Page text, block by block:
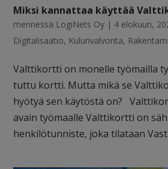
Miksi kannattaa käyttää
mennessä LogiNets Oy | 4 elokuun,
Digitalisaatio, Kulunvalvonta,
Valttikortti on monelle työmailla
tuttu kortti. Mutta mikä se
hyötyä sen käytöstä on?
avain työmaalle Valttikortti on
henkilötunniste, joka tilataan